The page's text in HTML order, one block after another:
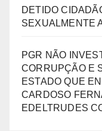
DETIDO
SEXUALMENTE
PGR NÃO
CORRUPÇÃO E
ESTADO QUE
CARDOSO
EDELTRUDES